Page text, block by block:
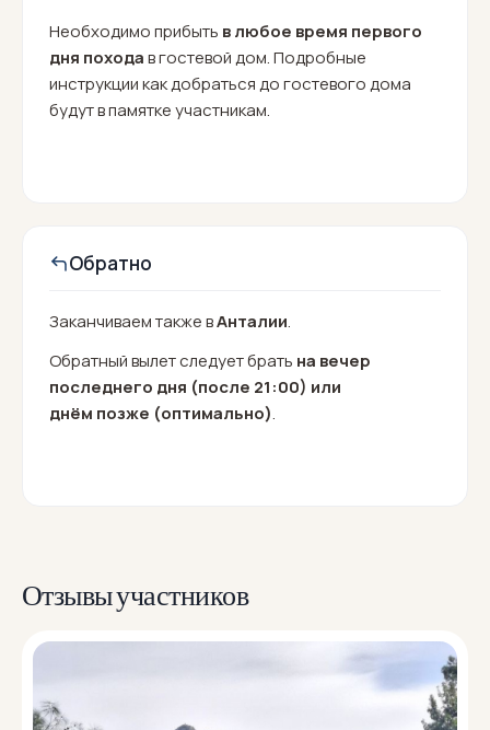
Необходимо прибыть в любое время первого
дня походав гостевой дом. Подробные
инструкции как добраться до гостевого дома
будут в памятке участникам.
Обратно
Заканчиваем также вАнталии.
Обратный вылет следует брать на вечер
последнего дня (после 21:00) или
днём позже (оптимально).
Отзывы участников